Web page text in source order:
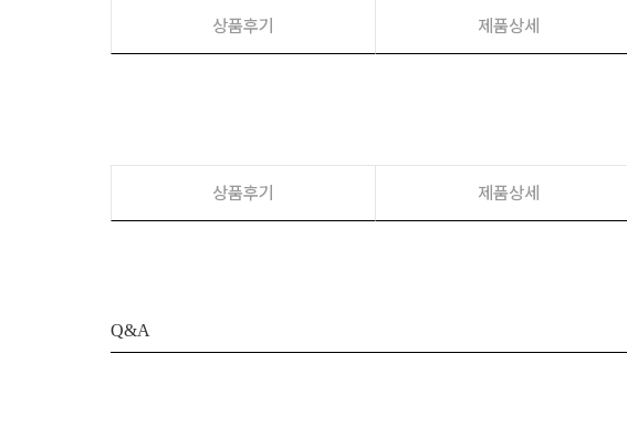
상품후기 제품상세
상품후기 제품상세
Q&A